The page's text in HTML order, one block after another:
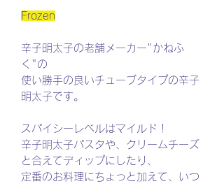
Frozen
辛子明太子の老舗メーカー"かねふ
く"の
使い勝手の良いチューブタイプの辛子
明太子です。
スパイシーレベルはマイルド！
辛子明太子パスタや、クリームチーズ
と合えてディップにしたり、
定番のお料理にちょっと加えて、いつ